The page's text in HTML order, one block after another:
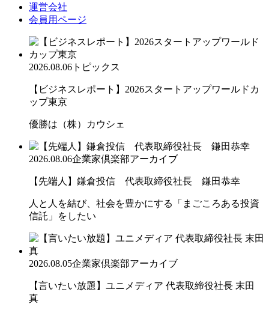
運営会社
会員用ページ
2026.08.06 トピックス
【ビジネスレポート】2026スタートアップワールドカ
ップ東京
優勝は（株）カウシェ
2026.08.06企業家倶楽部アーカイブ
【先端人】鎌倉投信 代表取締役社長 鎌田恭幸
人と人を結び、社会を豊かにする「まごころある投資
信託」をしたい
2026.08.05企業家倶楽部アーカイブ
【言いたい放題】ユニメディア 代表取締役社長 末田
真